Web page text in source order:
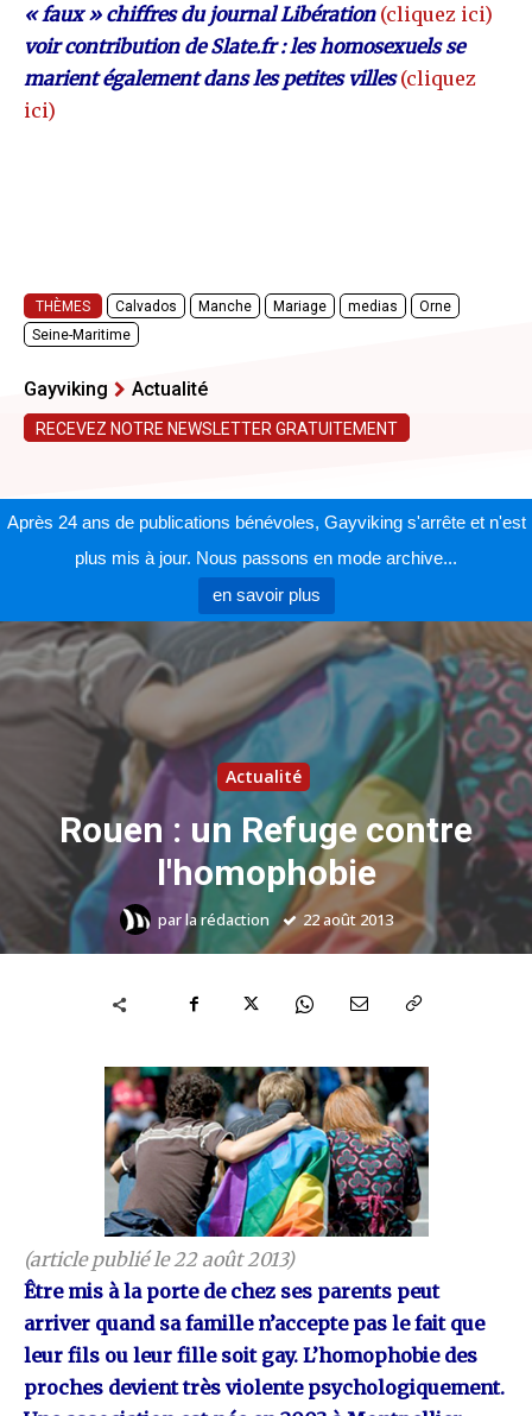
« faux » chiffres du journal Libération (cliquez ici)
voir contribution de Slate.fr : les homosexuels se
marient également dans les petites villes(cliquez
ici)
THÈMES Calvados Manche Mariage medias
Orne
Seine-Maritime
Gayviking Actualité
RECEVEZ NOTRE NEWSLETTER GRATUITEMENT